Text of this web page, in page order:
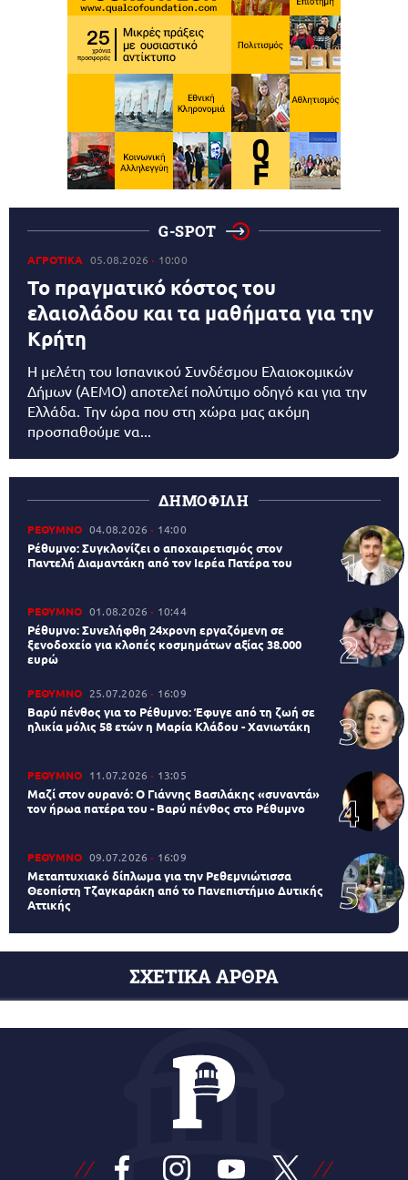
G-SPOT
ΑΓΡΟΤΙΚΑ 05.08.2026 10:00
Το πραγματικό κόστος του
ελαιολάδου και τα μαθήματα για την
Κρήτη
Η μελέτη του Ισπανικού Συνδέσμου Ελαιοκομικών
Δήμων (AEMO) αποτελεί πολύτιμο οδηγό και για την
Ελλάδα. Την ώρα που στη χώρα μας ακόμη
προσπαθούμε να...
ΔΗΜΟΦΙΛΗ
ΡΕΘΥΜΝΟ 04.08.2026 14:00
Ρέθυμνο: Συγκλονίζει ο αποχαιρετισμός στον
Παντελή Διαμαντάκη από τον Ιερέα Πατέρα του
ΡΕΘΥΜΝΟ 01.08.2026 10:44
Ρέθυμνο: Συνελήφθη 24χρονη εργαζόμενη σε
ξενοδοχείο για κλοπές κοσμημάτων αξίας 38.000
ευρώ
ΡΕΘΥΜΝΟ 25.07.2026 16:09
Βαρύ πένθος για το Ρέθυμνο: Έφυγε από τη ζωή σε
ηλικία μόλις 58 ετών η Μαρία Κλάδου - Χανιωτάκη
ΡΕΘΥΜΝΟ 11.07.2026 13:05
Μαζί στον ουρανό: Ο Γιάννης Βασιλάκης «συναντά»
τον ήρωα πατέρα του - Βαρύ πένθος στο Ρέθυμνο
ΡΕΘΥΜΝΟ 09.07.2026 16:09
Μεταπτυχιακό δίπλωμα για την Ρεθεμνιώτισσα
Θεοπίστη Τζαγκαράκη από το Πανεπιστήμιο Δυτικής
Αττικής
ΣΧΕΤΙΚΑ ΑΡΘΡΑ